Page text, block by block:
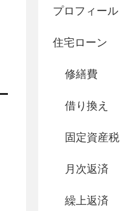
プロフィール
住宅ローン
修繕費
借り換え
固定資産税
月次返済
繰上返済